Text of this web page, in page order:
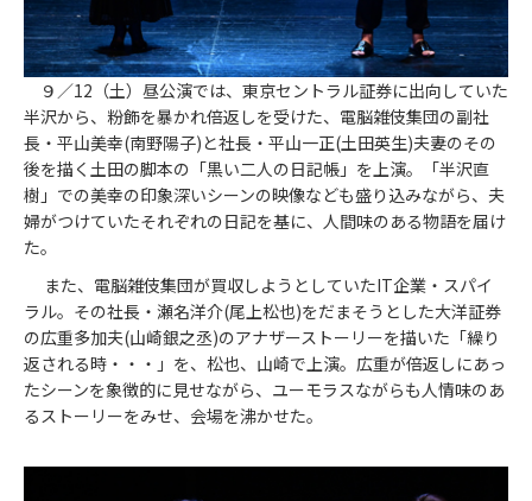
９／12（土）昼公演では、東京セントラル証券に出向していた
半沢から、粉飾を暴かれ倍返しを受けた、電脳雑伎集団の副社
長・平山美幸(南野陽子)と社長・平山一正(土田英生)夫妻のその
後を描く土田の脚本の「黒い二人の日記帳」を上演。「半沢直
樹」での美幸の印象深いシーンの映像なども盛り込みながら、夫
婦がつけていたそれぞれの日記を基に、人間味のある物語を届け
た。
また、電脳雑伎集団が買収しようとしていたIT企業・スパイ
ラル。その社長・瀬名洋介(尾上松也)をだまそうとした大洋証券
の広重多加夫(山崎銀之丞)のアナザーストーリーを描いた「繰り
返される時・・・」を、松也、山崎で上演。広重が倍返しにあっ
たシーンを象徴的に見せながら、ユーモラスながらも人情味のあ
るストーリーをみせ、会場を沸かせた。